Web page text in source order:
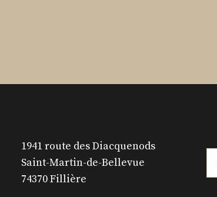
1941 route des Diacquenods
Saint-Martin-de-Bellevue
74370 Fillière